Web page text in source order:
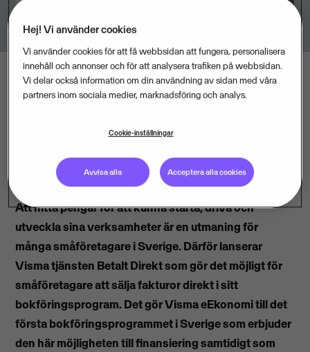
Att hitta pengar för att kunna starta, driva och
utveckla sina verksamheter är en utmaning för
många småföretagare i Sverige. Därför lanserar
Visma tjänsten Betalt Direkt som gör det möjligt för
småföretagare att sälja fakturor direkt i sitt
bokföringsprogram. Det gör Visma eEkonomi till det
första bokföringsprogrammet i Sverige som erbjuder
den här möjligheten till finansiering samtidigt som
Hej! Vi använder cookies
Vi använder cookies för att få webbsidan att fungera, personalisera
innehåll och annonser och för att analysera trafiken på webbsidan.
Vi delar också information om din användning av sidan med våra
partners inom sociala medier, marknadsföring och analys.
Cookie-inställningar
Avvisa alla Acceptera alla cookies